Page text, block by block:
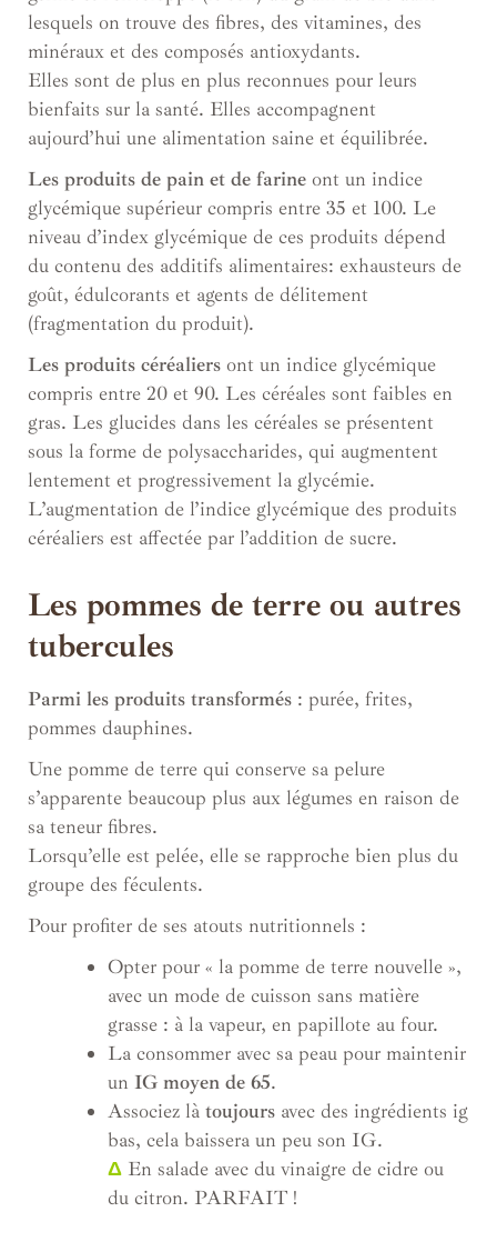
lesquels on trouve des fibres, des vitamines, des
minéraux et des composés antioxydants.
Elles sont de plus en plus reconnues pour leurs
bienfaits sur la santé. Elles accompagnent
aujourd’hui une alimentation saine et équilibrée.
Les produits de pain et de farine ont un indice
glycémique supérieur compris entre 35 et 100. Le
niveau d’index glycémique de ces produits dépend
du contenu des additifs alimentaires: exhausteurs de
goût, édulcorants et agents de délitement
(fragmentation du produit).
Les produits céréaliers ont un indice glycémique
compris entre 20 et 90. Les céréales sont faibles en
gras. Les glucides dans les céréales se présentent
sous la forme de polysaccharides, qui augmentent
lentement et progressivement la glycémie.
L’augmentation de l’indice glycémique des produits
céréaliers est affectée par l’addition de sucre.
Les pommes de terre ou autres
tubercules
Parmi les produits transformés : purée, frites,
pommes dauphines.
Une pomme de terre qui conserve sa pelure
s’apparente beaucoup plus aux légumes en raison de
sa teneur fibres.
Lorsqu’elle est pelée, elle se rapproche bien plus du
groupe des féculents.
Pour profiter de ses atouts nutritionnels :
Opter pour « la pomme de terre nouvelle »,
avec un mode de cuisson sans matière
grasse : à la vapeur, en papillote au four.
La consommer avec sa peau pour maintenir
un IG moyen de 65.
Associez là toujours avec des ingrédients ig
bas, cela baissera un peu son IG.
Δ En salade avec du vinaigre de cidre ou
du citron. PARFAIT !